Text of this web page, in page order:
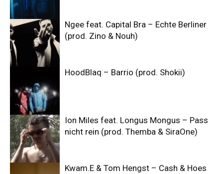
Ngee feat. Capital Bra – Echte Berliner
(prod. Zino & Nouh)
HoodBlaq – Barrio (prod. Shokii)
Ion Miles feat. Longus Mongus – Pass
nicht rein (prod. Themba & SiraOne)
Kwam.E & Tom Hengst – Cash & Hoes